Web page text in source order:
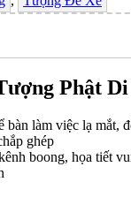
Phật
bàn làm việc lạ mắt,
ghép
boong, họa tiết